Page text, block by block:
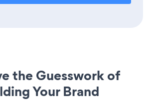
the Guesswork of
Your Brand